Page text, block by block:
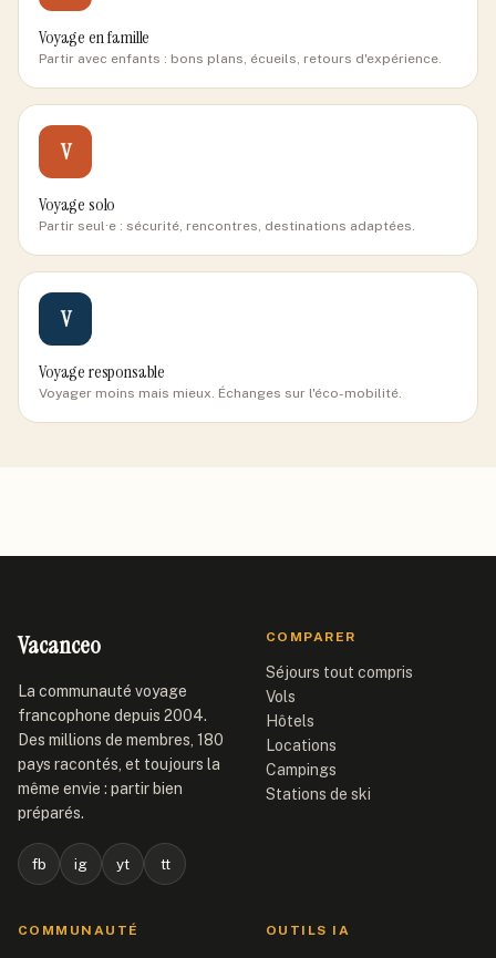
Voyage en famille
Partir avec enfants : bons plans, écueils, retours d'expérience.
V
Voyage solo
Partir seul·e : sécurité, rencontres, destinations adaptées.
V
Voyage responsable
Voyager moins mais mieux. Échanges sur l'éco-mobilité.
Vacanceo
La communauté voyage
francophone depuis 2004.
Des millions de membres, 180
pays racontés, et toujours la
même envie : partir bien
préparés.
fb ig yt tt
COMPARER
Séjours tout compris
Vols
Hôtels
Locations
Campings
Stations de ski
COMMUNAUTÉ OUTILS IA